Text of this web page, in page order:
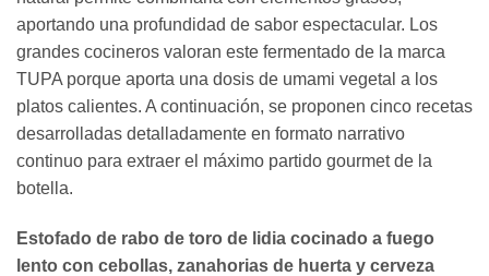
aportando una profundidad de sabor espectacular. Los
grandes cocineros valoran este fermentado de la marca
TUPA porque aporta una dosis de umami vegetal a los
platos calientes. A continuación, se proponen cinco recetas
desarrolladas detalladamente en formato narrativo
continuo para extraer el máximo partido gourmet de la
botella.
Estofado de rabo de toro de lidia cocinado a fuego
lento con cebollas, zanahorias de huerta y cerveza